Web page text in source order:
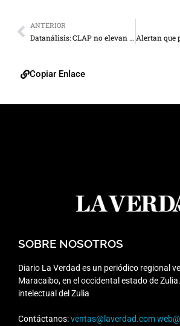
ANTERIOR
Datanálisis: CLAP no elevan popularidad pero bajan presión
Copiar Enlace
SOBRE NOSOTROS
Diario La Verdad es un periódico regional
Maracaibo, en el occidental estado de
intelectual del Zulia
Contáctanos:ventas@laverdad.com